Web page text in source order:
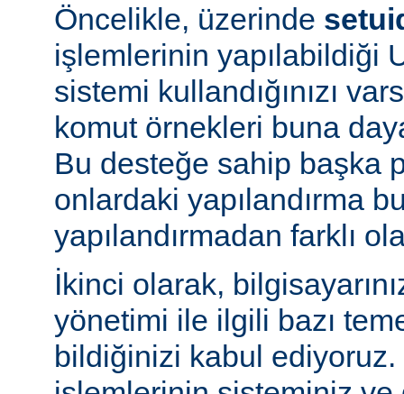
Öncelikle, üzerinde
işlemlerinin yapılabildiği
sistemi kullandığınızı
komut örnekleri buna
Bu desteğe sahip başka
onlardaki yapılandırma
yapılandırmadan farklı
İkinci olarak,
yönetimi ile ilgili bazı
bildiğinizi kabul